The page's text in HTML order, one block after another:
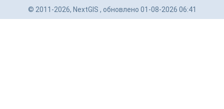
© 2011-2026, NextGIS , обновлено 01-08-2026 06:41